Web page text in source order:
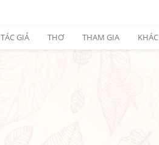
TÁC GIẢ THƠ THAM GIA KHÁC